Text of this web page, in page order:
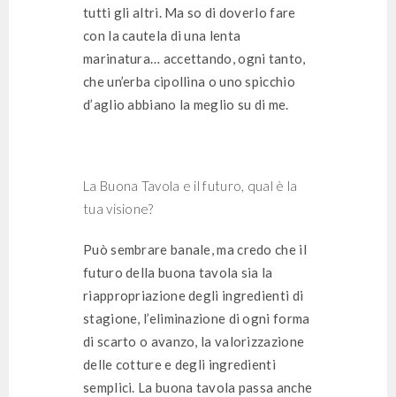
tutti gli altri. Ma so di doverlo fare
con la cautela di una lenta
marinatura… accettando, ogni tanto,
che un’erba cipollina o uno spicchio
d’aglio abbiano la meglio su di me.
La Buona Tavola e il futuro, qual è la
tua visione?
Può sembrare banale, ma credo che il
futuro della buona tavola sia la
riappropriazione degli ingredienti di
stagione, l’eliminazione di ogni forma
di scarto o avanzo, la valorizzazione
delle cotture e degli ingredienti
semplici. La buona tavola passa anche